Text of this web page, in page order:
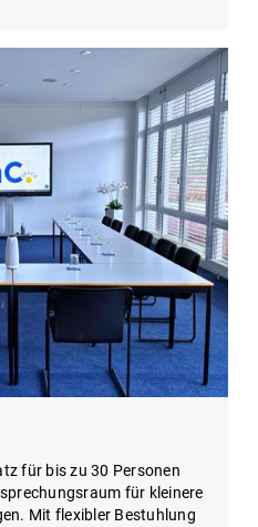
für bis zu 30 Personen
für kleinere
Mit flexibler Bestuhlung